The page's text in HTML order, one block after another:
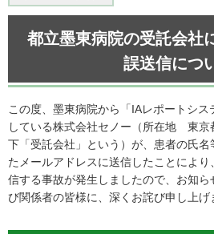
都立墨東病院の受託会社
誤送信につ
この度、墨東病院から「IAレポートシ
している株式会社セノー（所在地 東京
下「受託会社」という）が、患者の氏
たメールアドレスに送信したことによ
信する事故が発生しましたので、お知
び関係者の皆様に、深くお詫び申し上げ